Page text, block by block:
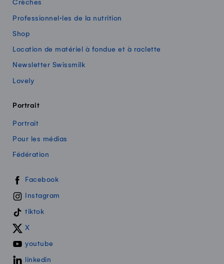
Crèches
Professionnel·les de la nutrition
Shop
Location de matériel à fondue et à raclette
Newsletter Swissmilk
Lovely
Portrait
Portrait
Pour les médias
Fédération
Swissmilk sur les réseaux sociaux
Facebook
Instagram
tiktok
X
youtube
linkedin